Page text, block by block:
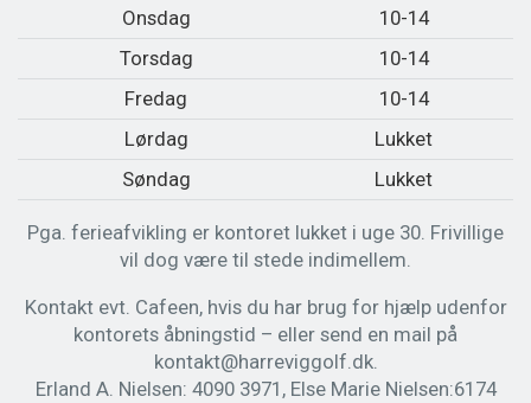
Onsdag
10-14
Torsdag
10-14
Fredag
10-14
Lørdag
Lukket
Søndag
Lukket
Pga. ferieafvikling er kontoret lukket i uge 30. Frivillige
vil dog være til stede indimellem.
Kontakt evt. Cafeen, hvis du har brug for hjælp udenfor
kontorets åbningstid – eller send en mail på
kontakt@harreviggolf.dk.
Erland A. Nielsen: 4090 3971, Else Marie Nielsen:6174